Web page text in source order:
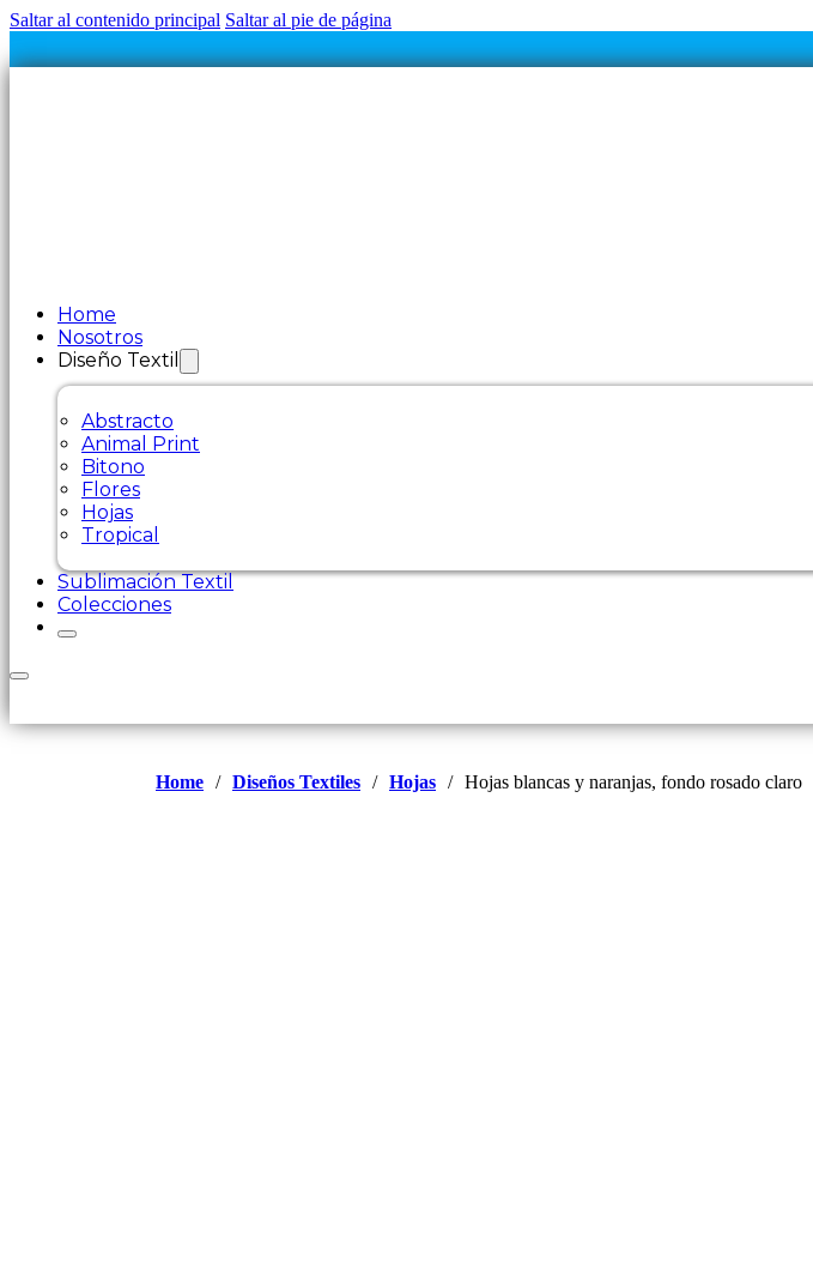
Saltar al contenido principal Saltar al pie de página
Home
Nosotros
Diseño Textil
Abstracto
Animal Print
Bitono
Flores
Hojas
Tropical
Sublimación Textil
Colecciones
Home / Diseños Textiles / Hojas / Hojas blancas y naranjas, fondo rosado claro